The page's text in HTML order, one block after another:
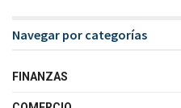
Navegar por categorías
FINANZAS